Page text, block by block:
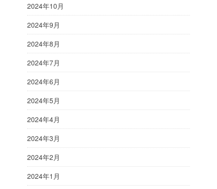
2024年10月
2024年9月
2024年8月
2024年7月
2024年6月
2024年5月
2024年4月
2024年3月
2024年2月
2024年1月